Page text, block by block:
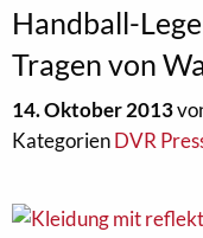
Handball-
Tragen von
14. Oktober 2013
KategorienDVR